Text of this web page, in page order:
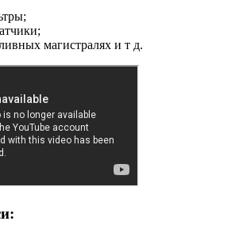
магистралях и т д.